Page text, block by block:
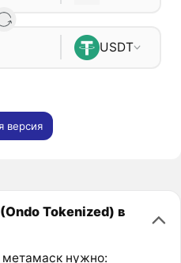
USDT
версия
Tokenized) в
метамаск нужно: